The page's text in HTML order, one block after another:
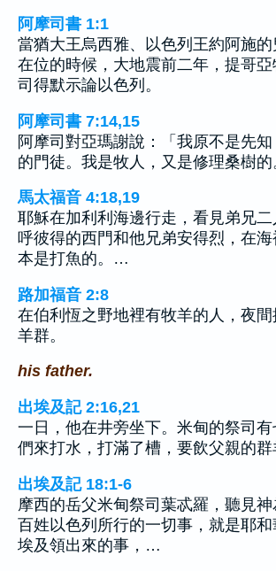
阿摩司書 1:1
當猶大王烏西雅、以色列王約阿施
在位的時候，大地震前二年，提哥
司得默示論以色列。
阿摩司書 7:14,15
阿摩司對亞瑪謝說：「我原不是先
的門徒。我是牧人，又是修理桑樹
馬太福音 4:18,19
耶穌在加利利海邊行走，看見弟兄
呼彼得的西門和他兄弟安得烈，在
本是打魚的。…
路加福音 2:8
在伯利恆之野地裡有牧羊的人，夜
羊群。
his father.
出埃及記 2:16,21
一日，他在井旁坐下。米甸的祭司
們來打水，打滿了槽，要飲父親的
出埃及記 18:1-6
摩西的岳父米甸祭司葉忒羅，聽見
百姓以色列所行的一切事，就是耶
埃及領出來的事，…